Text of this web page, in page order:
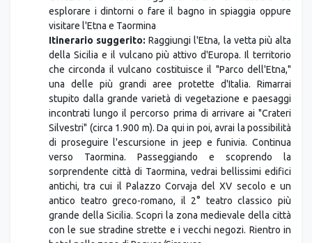
Itinerario suggerito: Raggiungi l'Etna, la vetta più alta
della Sicilia e il vulcano più attivo d'Europa. Il territorio
che circonda il vulcano costituisce il "Parco dell'Etna,"
una delle più grandi aree protette d'Italia. Rimarrai
stupito dalla grande varietà di vegetazione e paesaggi
incontrati lungo il percorso prima di arrivare ai "Crateri
Silvestri" (circa 1.900 m). Da qui in poi, avrai la possibilità
di proseguire l'escursione in jeep e funivia. Continua
verso Taormina. Passeggiando e scoprendo la
sorprendente città di Taormina, vedrai bellissimi edifici
antichi, tra cui il Palazzo Corvaja del XV secolo e un
antico teatro greco-romano, il 2° teatro classico più
grande della Sicilia. Scopri la zona medievale della città
con le sue stradine strette e i vecchi negozi. Rientro in
hotel nella zona di Ragusa/Siracusa.
GIORNO 7: CEFALÙ'